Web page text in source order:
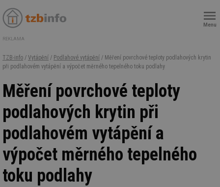
Menu
REKLAMA
TZB-info / Vytápění / Podlahové vytápění / Měření povrchové teploty podlahových krytin
při podlahovém vytápění a výpočet měrného tepelného toku podlahy
Měření povrchové teploty
podlahových krytin při
podlahovém vytápění a
výpočet měrného tepelného
toku podlahy